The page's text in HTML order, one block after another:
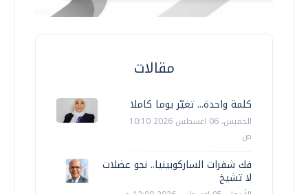
مقالات
كلمة واحدة... تغيّر يوما كاملا
الخميس، 06 اغسطس 2026 10:10
ص
فك شفرات الساركوبينيا.. نحو عضلات
لا تشيخ